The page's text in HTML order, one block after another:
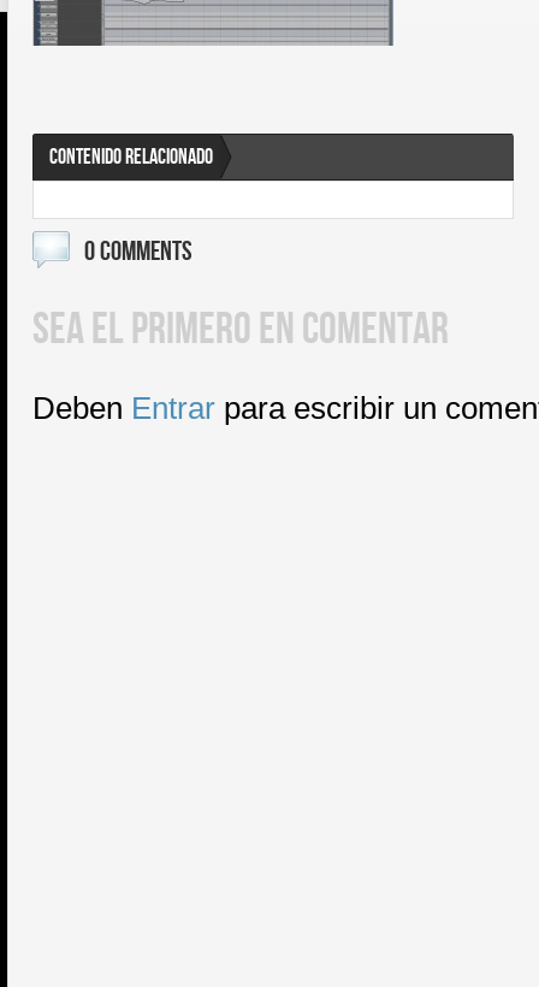
CONTENIDO RELACIONADO
0 COMMENTS
SEA EL PRIMERO EN COMENTAR
Deben Entrar para escribir un